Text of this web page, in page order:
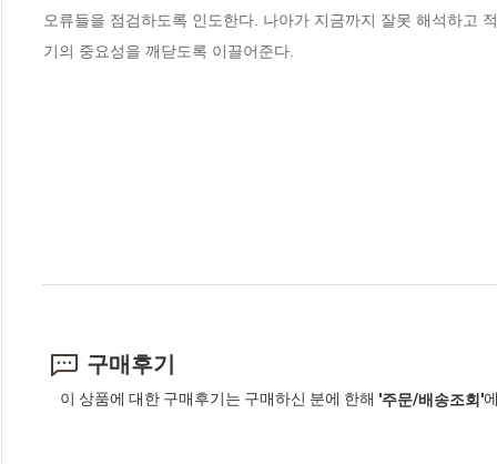
오류들을 점검하도록 인도한다. 나아가 지금까지 잘못 해석하고
기의 중요성을 깨닫도록 이끌어준다.
구매후기
이 상품에 대한 구매후기는 구매하신 분에 한해 '주문/배송조회'